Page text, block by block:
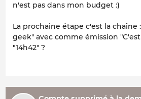
n'est pas dans mon budget :)
La prochaine étape c'est la chaîne
geek" avec comme émission
"14h42" ?